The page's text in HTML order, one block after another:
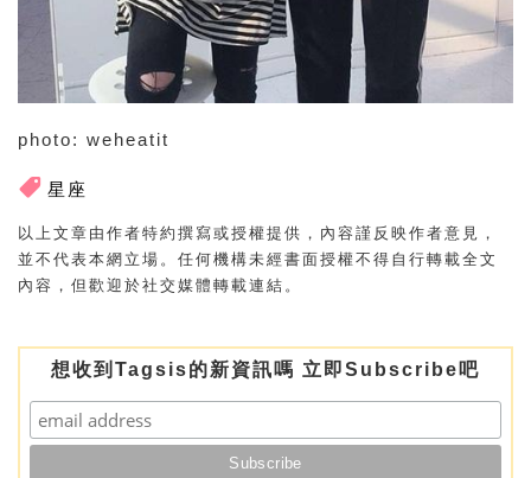
photo: weheatit
星座
以上文章由作者特約撰寫或授權提供，內容謹反映作者意見，
並不代表本網立場。任何機構未經書面授權不得自行轉載全文
內容，但歡迎於社交媒體轉載連結。
想收到Tagsis的新資訊嗎 立即Subscribe吧